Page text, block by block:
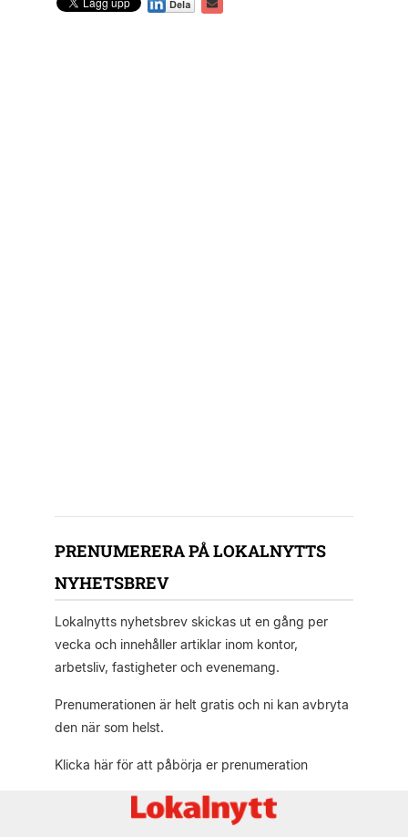
PRENUMERERA PÅ LOKALNYTTS
NYHETSBREV
Lokalnytts nyhetsbrev skickas ut en gång per
vecka och innehåller artiklar inom kontor,
arbetsliv, fastigheter och evenemang.
Prenumerationen är helt gratis och ni kan avbryta
den när som helst.
Klicka här för att påbörja er prenumeration